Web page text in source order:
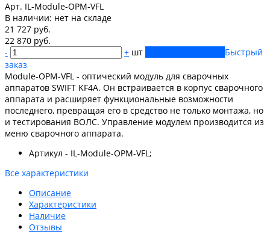
Арт. IL-Module-OPM-VFL
В наличии: нет на складе
21 727 руб.
22 870 руб.
-
+ шт
Быстрый
заказ
Module-OPM-VFL - оптический модуль для сварочных
аппаратов SWIFT KF4A. Он встраивается в корпус сварочного
аппарата и расширяет функциональные возможности
последнего, превращая его в средство не только монтажа, но
и тестирования ВОЛС. Управление модулем производится из
меню сварочного аппарата.
Артикул - IL-Module-OPM-VFL;
Все характеристики
Описание
Характеристики
Наличие
Отзывы